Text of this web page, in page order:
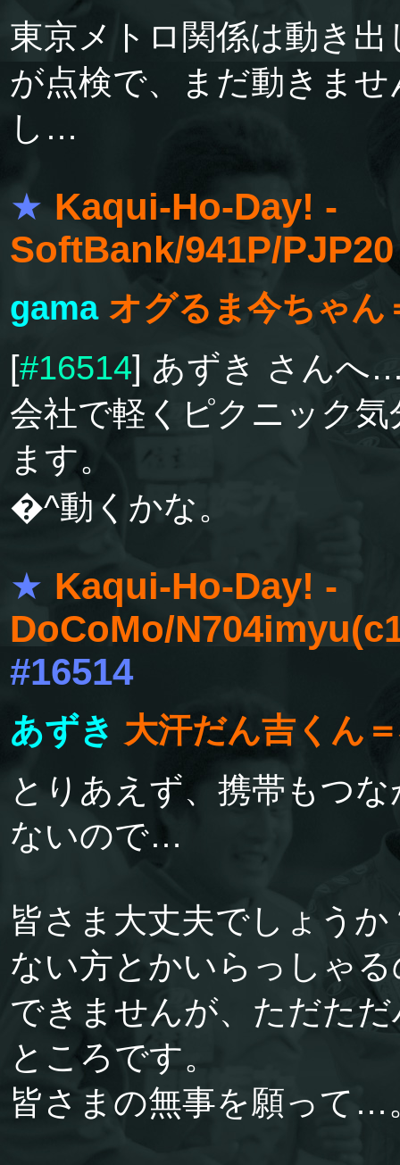
東京メトロ関係は動き
が点検で、まだ動きま
し…
★ Kaqui-Ho-Day! -
SoftBank/941P/
gama オグるま今ちゃん
[#16514] あずき さんへ
会社で軽くピクニック
ます。
�^動くかな。
★ Kaqui-Ho-Day! -
DoCoMo/
#16514
あずき 大汗だん吉くん
とりあえず、携帯もつ
ないので…
皆さま大丈夫でしょう
ない方とかいらっしゃ
できませんが、ただた
ところです。
皆さまの無事を願って…